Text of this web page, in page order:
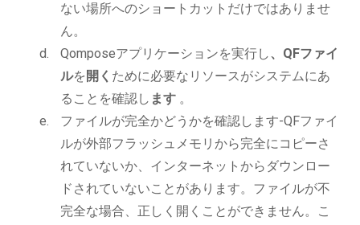
ない場所へのショートカットだけではありませ
ん。
Qomposeアプリケーションを実行し、QFファイ
ルを 開く ために必要なリソースがシステムにあ
ることを確認し ます 。
ファイルが完全かどうかを確認します-QFファイ
ルが外部フラッシュメモリから完全にコピーさ
れていないか、インターネットからダウンロー
ドされていないことがあります。ファイルが不
完全な場合、正しく開くことができません。こ